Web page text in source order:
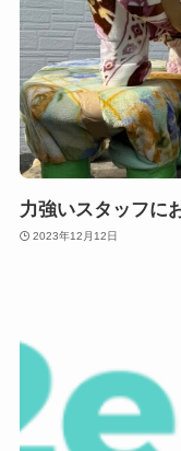
力強いスタッフに
2023年12月12日